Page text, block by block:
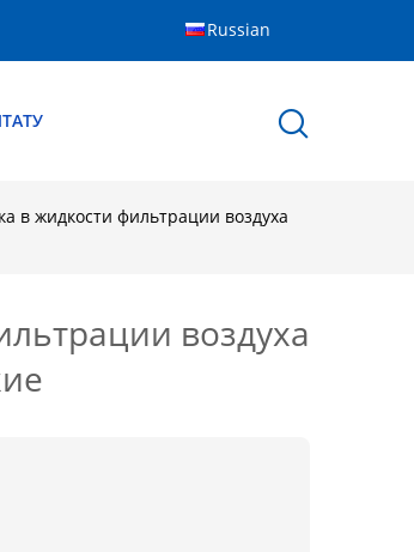
Russian
в жидкости фильтрации воздуха
воздуха